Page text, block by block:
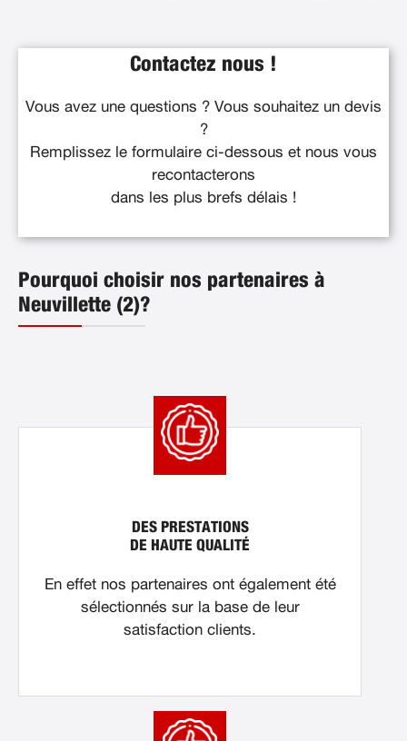
Contactez nous !
Vous avez une questions ? Vous souhaitez un devis
?
Remplissez le formulaire ci-dessous et nous vous
recontacterons
dans les plus brefs délais !
Pourquoi choisir nos partenaires à
Neuvillette (2)?
DES PRESTATIONS
DE HAUTE QUALITÉ
En effet nos partenaires ont également été
sélectionnés sur la base de leur
satisfaction clients.